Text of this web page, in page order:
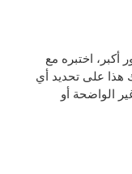
اختبره مع
على تحديد أي
الواضحة أو